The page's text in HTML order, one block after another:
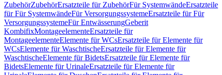
ZubehörZubehörErsatzteile für ZubehörFür SystemwändeErsatzteile
für Für SystemwändeFür VersorgungssystemeErsatzteile für Für
VersorgungssystemeFür EntwässerungGeberit
KombifixMontageelementeErsatzteile für
MontageelementeElemente für WCsErsatzteile für Elemente für
WCsElemente für WaschtischeErsatzteile für Elemente für
WaschtischeElemente für BidetsErsatzteile für Elemente für
BidetsElemente für UrinaleErsatzteile für Elemente für